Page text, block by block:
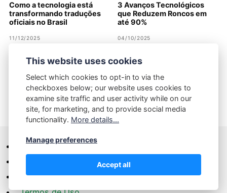
Como a tecnologia está
transformando traduções
oficiais no Brasil
11/12/2025
3 Avanços Tecnológicos
que Reduzem Roncos em
até 90%
04/10/2025
2025
Home
Política de Privacidade
This website uses cookies
Select which cookies to opt-in to via the
checkboxes below; our website uses cookies to
examine site traffic and user activity while on our
site, for marketing, and to provide social media
functionality. More details...
Manage preferences
Accept all